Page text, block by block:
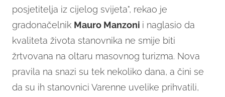
posjetitelja iz cijelog svijeta", rekao je
gradonačelnik Mauro Manzoni i naglasio da
kvaliteta života stanovnika ne smije biti
žrtvovana na oltaru masovnog turizma. Nova
pravila na snazi su tek nekoliko dana, a čini se
da su ih stanovnici Varenne uvelike prihvatili,